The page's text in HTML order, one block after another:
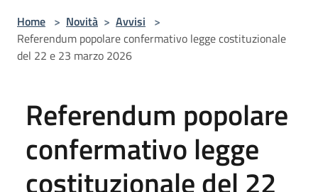
Home > Novità > Avvisi >
Referendum popolare confermativo legge costituzionale
del 22 e 23 marzo 2026
Referendum popolare
confermativo legge
costituzionale del 22